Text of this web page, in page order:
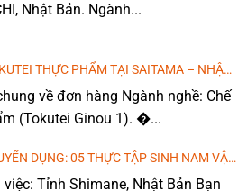
Nhật Bản. Ngành...
THỰC PHẨM TẠI SAITAMA – NHẬT
THU NHẬP CAO!
về đơn hàng Ngành nghề: Chế
(Tokutei Ginou 1). �...
DỤNG: 05 THỰC TẬP SINH NAM VẬN
DÁN KEOTỉnh Shimane, Nhật Bản Bạn